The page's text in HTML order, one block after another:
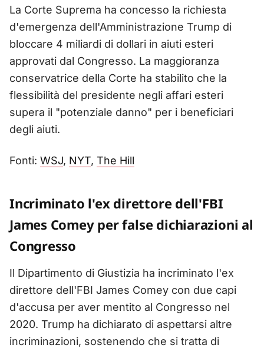
La Corte Suprema ha concesso la richiesta
d'emergenza dell'Amministrazione Trump di
bloccare 4 miliardi di dollari in aiuti esteri
approvati dal Congresso. La maggioranza
conservatrice della Corte ha stabilito che la
flessibilità del presidente negli affari esteri
supera il "potenziale danno" per i beneficiari
degli aiuti.
Fonti: WSJ, NYT, The Hill
Incriminato l'ex direttore dell'FBI
James Comey per false dichiarazioni al
Congresso
Il Dipartimento di Giustizia ha incriminato l'ex
direttore dell'FBI James Comey con due capi
d'accusa per aver mentito al Congresso nel
2020. Trump ha dichiarato di aspettarsi altre
incriminazioni, sostenendo che si tratta di